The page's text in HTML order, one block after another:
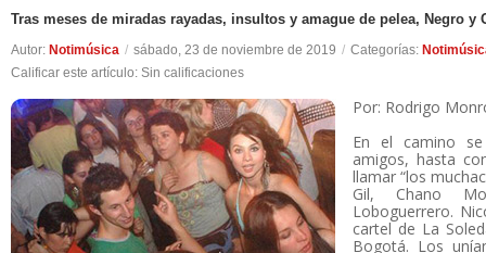
Tras meses de miradas rayadas, insultos y amague de pelea, Negro
Autor: Notimúsica / sábado, 23 de noviembre de 2019 / Categorías:
Calificar este artículo: Sin calificaciones
Por: Rodrigo
En el camino
amigos, hasta
llamar “los
Gil, Chano
Loboguerrero.
cartel de La
Bogotá. Los